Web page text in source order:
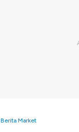
Berita Market